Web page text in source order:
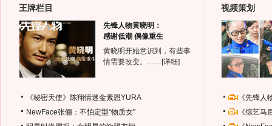
王牌栏目
先锋人物黄晓明：
感谢低潮 偶像重生
黄晓明开始意识到，有些事
情需要改变。…… [详细]
《秘密天使》陈翔情迷金素恩YURA
NewFace张俪：不怕定型“物质女”
视频策划
《先锋
《综艺